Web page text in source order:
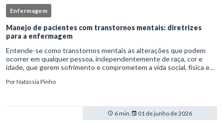
Enfermagem
Manejo de pacientes com transtornos mentais: diretrizes
para a enfermagem
Entende-se como transtornos mentais as alterações que podem
ocorrer em qualquer pessoa, independentemente de raça, cor e
idade, que gerem sofrimento e comprometem a vida social, física e
PorNatássia Pinho
6 min. 01 de junho de 2026